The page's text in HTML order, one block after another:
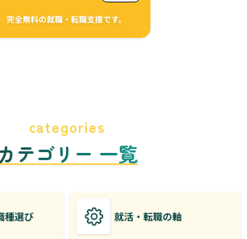
完全無料の就職・転職支援です。
categories
カテゴリー 一覧
種選び 就活・転職の軸